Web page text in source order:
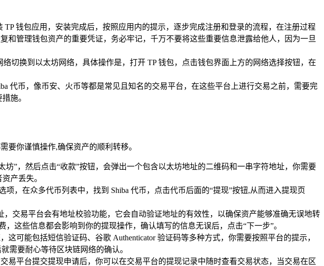
钱包应用，安装完成后，按照应用内的提示，逐步完成注册和登录的流程，在注册过程
管理钱包资产的重要凭证，务必牢记，千万不要将这些重要信息泄露给他人，因为一旦
切换到以太坊网络，具体操作是，打开 TP 钱包，点击钱包界面上方的网络选择按钮，在
代币，像币安、火币等都是常见且知名的交易平台，在这些平台上进行交易之前，需要完
施。
要你谨慎操作,确保资产的顺利转移。
坊”，然后点击“收款”按钮，会弹出一个包含以太坊地址的二维码和一串字符地址，你需要
产丢失。
，在众多代币列表中，找到 Shiba 代币，点击代币后面的“提现”按钮,从而进入提现页
交易平台会有地址校验功能，它会自动验证地址的有效性，以确保资产能够准确无误地转
这些信息都会影响到你的提现操作，确认填写的信息无误后，点击“下一步”。
可能包括短信验证码、谷歌 Authenticator 验证码等多种方式，你需要按照平台的提示，
需要耐心等待区块链网络的确认。
易平台提交提现申请后，你可以在交易平台的提现记录中随时查看交易状态，当交易在区